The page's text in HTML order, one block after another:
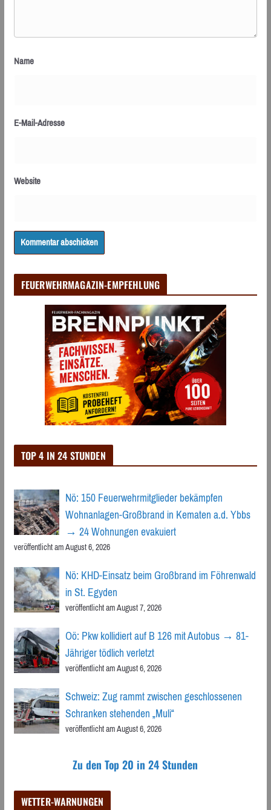
Name
E-Mail-Adresse
Website
FEUERWEHRMAGAZIN-EMPFEHLUNG
TOP 4 IN 24 STUNDEN
Nö: 150 Feuerwehrmitglieder bekämpfen
Wohnanlagen-Großbrand in Kematen a.d. Ybbs
→ 24 Wohnungen evakuiert
veröffentlicht am August 6, 2026
Nö: KHD-Einsatz beim Großbrand im Föhrenwald
in St. Egyden
veröffentlicht am August 7, 2026
Oö: Pkw kollidiert auf B 126 mit Autobus → 81-
Jähriger tödlich verletzt
veröffentlicht am August 6, 2026
Schweiz: Zug rammt zwischen geschlossenen
Schranken stehenden „Muli“
veröffentlicht am August 6, 2026
Zu den Top 20 in 24 Stunden
WETTER-WARNUNGEN